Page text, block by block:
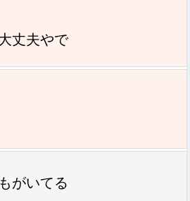
丈夫やで
がいてる